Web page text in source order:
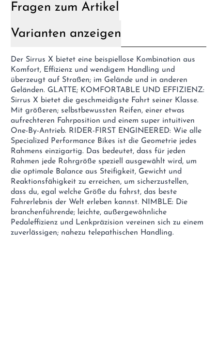
Fragen zum Artikel
Varianten anzeigen
Der Sirrus X bietet eine beispiellose Kombination aus
Komfort, Effizienz und wendigem Handling und
überzeugt auf Straßen; im Gelände und in anderen
Geländen. GLATTE; KOMFORTABLE UND EFFIZIENZ:
Sirrus X bietet die geschmeidigste Fahrt seiner Klasse.
Mit größeren; selbstbewussten Reifen, einer etwas
aufrechteren Fahrposition und einem super intuitiven
One-By-Antrieb. RIDER-FIRST ENGINEERED: Wie alle
Specialized Performance Bikes ist die Geometrie jedes
Rahmens einzigartig. Das bedeutet, dass für jeden
Rahmen jede Rohrgröße speziell ausgewählt wird, um
die optimale Balance aus Steifigkeit, Gewicht und
Reaktionsfähigkeit zu erreichen, um sicherzustellen,
dass du, egal welche Größe du fahrst, das beste
Fahrerlebnis der Welt erleben kannst. NIMBLE: Die
branchenführende; leichte, außergewöhnliche
Pedaleffizienz und Lenkpräzision vereinen sich zu einem
zuverlässigen; nahezu telepathischen Handling.